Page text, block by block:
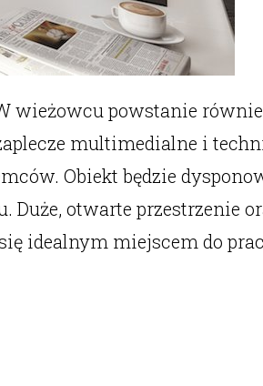
wieżowcu powstanie
multimedialne i
Obiekt będzie
otwarte przestrzenie
idealnym miejscem do